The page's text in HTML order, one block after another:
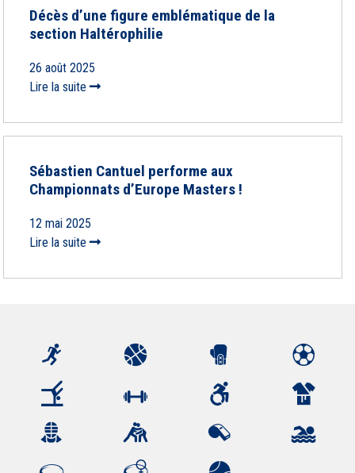
Décès d’une figure emblématique de la
section Haltérophilie
26 août 2025
Lire la suite
Sébastien Cantuel performe aux
Championnats d’Europe Masters !
12 mai 2025
Lire la suite